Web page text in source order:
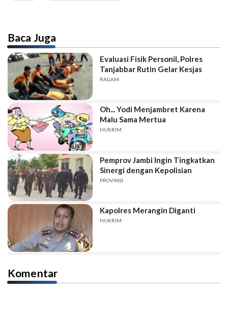
Baca Juga
Evaluasi Fisik Personil, Polres
Tanjabbar Rutin Gelar Kesjas
RAGAM
Oh... Yodi Menjambret Karena
Malu Sama Mertua
HUKRIM
Pemprov Jambi Ingin Tingkatkan
Sinergi dengan Kepolisian
PROVINSI
Kapolres Merangin Diganti
HUKRIM
Komentar